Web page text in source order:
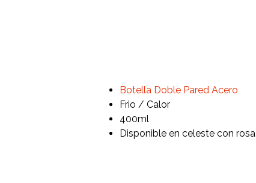
Botella Doble Pared Acero
Frio / Calor
400ml
Disponible en celeste con rosa